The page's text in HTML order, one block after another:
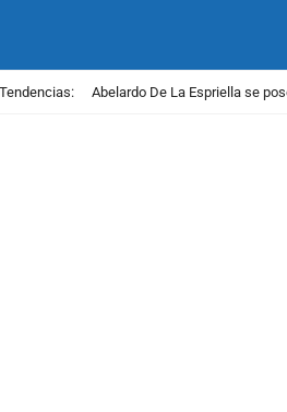
Tendencias: Abelardo De La Espriella se